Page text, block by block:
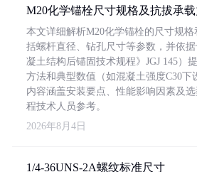
M20化学锚栓尺寸规格及抗拔承
本文详细解析M20化学锚栓的尺寸规
括螺杆直径、钻孔尺寸等参数，并依
凝土结构后锚固技术规程》JGJ 145）
方法和典型数值（如混凝土强度C30下
内容涵盖安装要点、性能影响因素及
程技术人员参考。
2026年8月4日
1/4-36UNS-2A螺纹标准尺寸